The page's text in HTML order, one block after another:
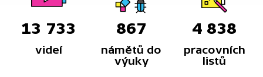
13 733
videí
867
námětů do
výuky
4 838
pracovních
listů